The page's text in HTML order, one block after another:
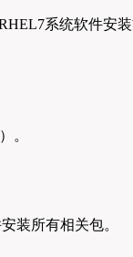
。
装所有相关包。